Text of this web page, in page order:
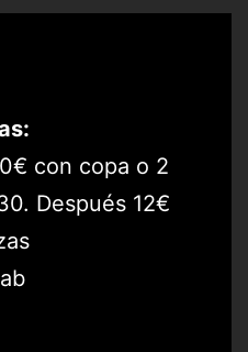
con copa o 2
Después 12€